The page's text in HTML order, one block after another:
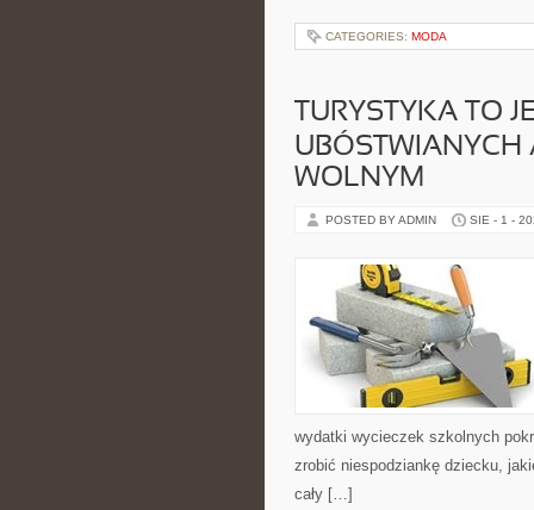
CATEGORIES: MODA
TURYSTYKA TO
UBÓSTWIANYCH
WOLNYM
POSTED BY ADMIN SIE - 1 -
wydatki wycieczek szkolnych
zrobić niespodziankę dziecku,
cały […]